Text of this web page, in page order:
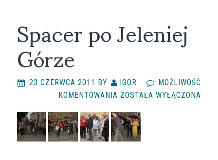
Spacer po Jeleniej
Górze
23 CZERWCA 2011 BY IGOR ·
MOŻLIWOŚĆ
KOMENTOWANIA SPACER
JELENIEJ
GÓRZE
ZOSTAŁA WYŁĄCZONA